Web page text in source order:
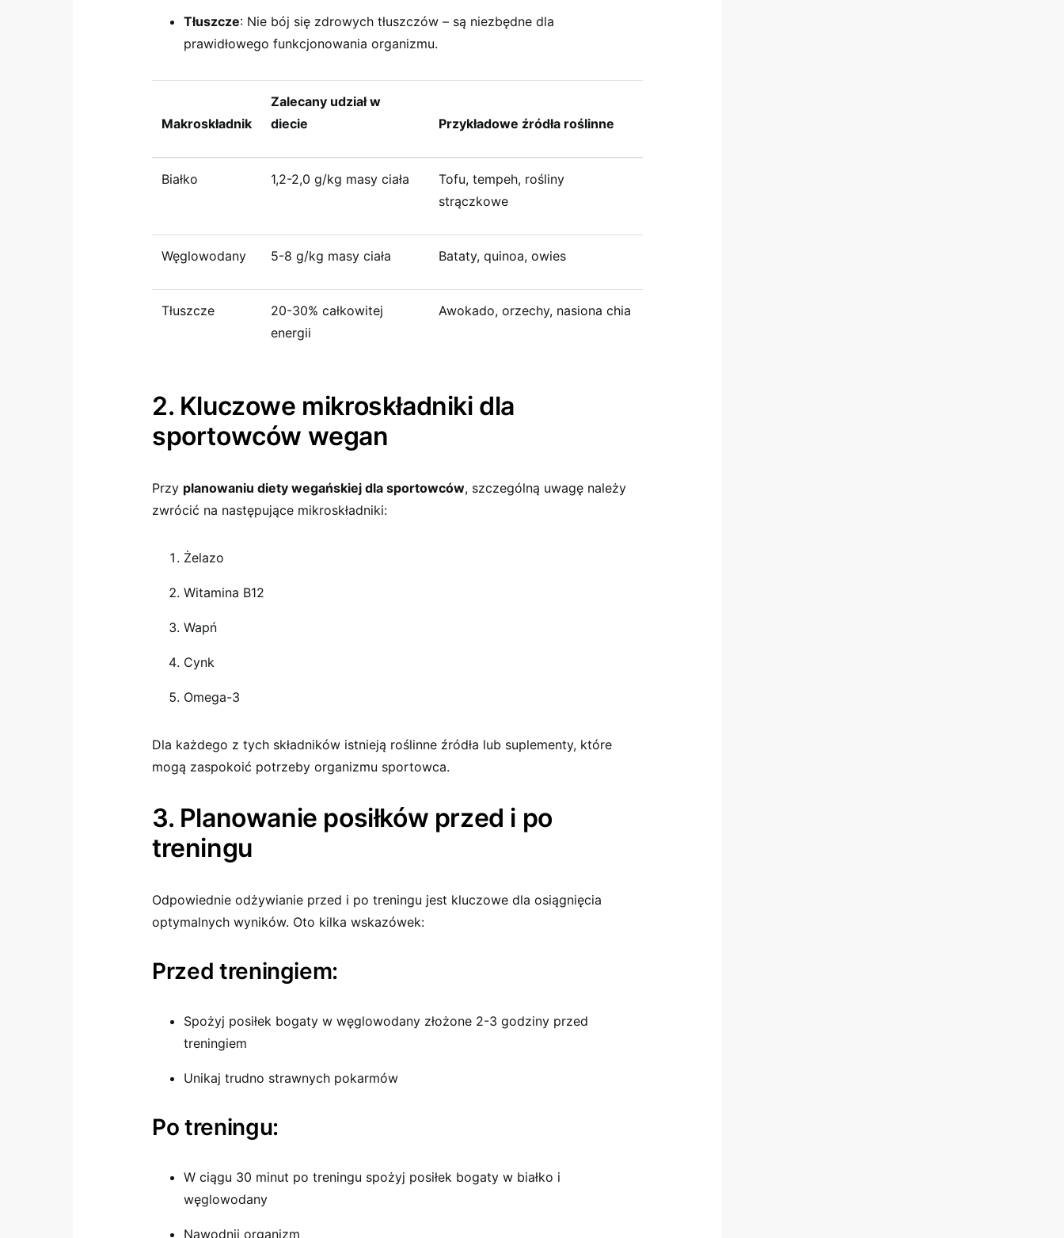
Tłuszcze: Nie bój się zdrowych tłuszczów – są niezbędne dla
prawidłowego funkcjonowania organizmu.
Makroskładnik
Zalecany udział w
diecie
Przykładowe źródła roślinne
Białko 1,2-2,0 g/kg masy ciała
Tofu, tempeh, rośliny
strączkowe
Węglowodany 5-8 g/kg masy ciała Bataty, quinoa, owies
Tłuszcze
20-30% całkowitej
energii
Awokado, orzechy, nasiona chia
2. Kluczowe mikroskładniki dla
sportowców wegan
Przy planowaniu diety wegańskiej dla sportowców, szczególną uwagę należy
zwrócić na następujące mikroskładniki:
Żelazo
Witamina B12
Wapń
Cynk
Omega-3
Dla każdego z tych składników istnieją roślinne źródła lub suplementy, które
mogą zaspokoić potrzeby organizmu sportowca.
3. Planowanie posiłków przed i po
treningu
Odpowiednie odżywianie przed i po treningu jest kluczowe dla osiągnięcia
optymalnych wyników. Oto kilka wskazówek:
Przed treningiem:
Spożyj posiłek bogaty w węglowodany złożone 2-3 godziny przed
treningiem
Unikaj trudno strawnych pokarmów
Po treningu:
W ciągu 30 minut po treningu spożyj posiłek bogaty w białko i
węglowodany
Nawodnij organizm